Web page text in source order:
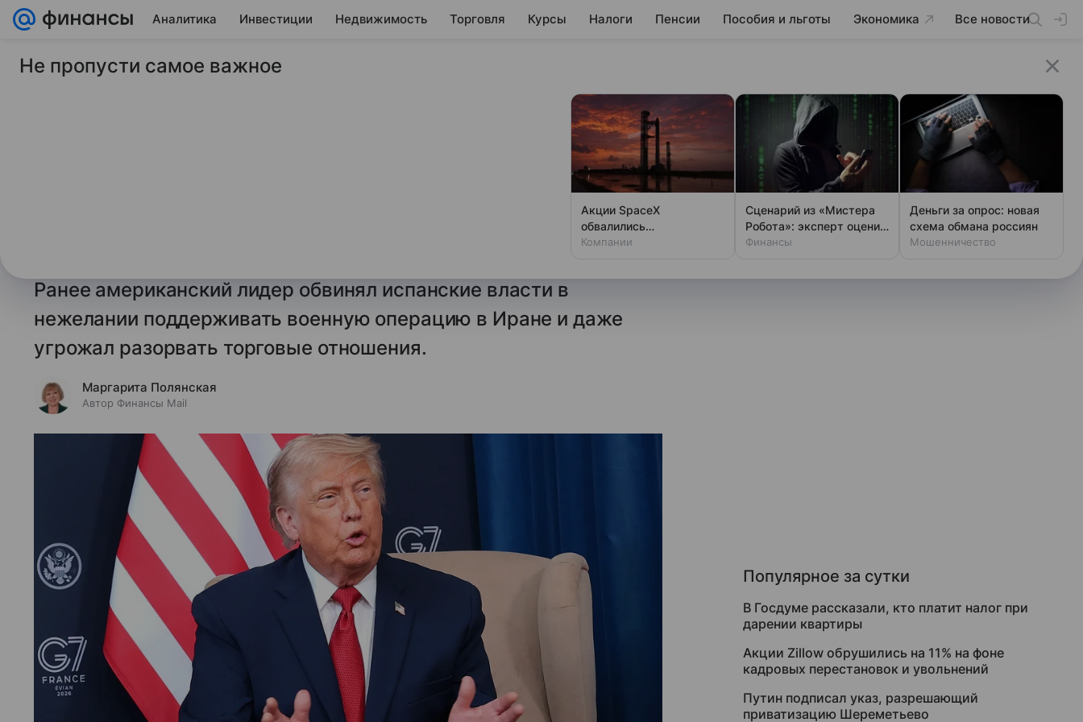
Аналитика Инвестиции Недвижимость Торговля Курсы Налоги Пенсии Пособия и льготы Экономика Все новости
9 июля 2026 Финансы Mail
Ранее американский лидер обвинял испанские власти в
нежелании поддерживать военную операцию в Иране и даже
угрожал разорвать торговые отношения.
Маргарита Полянская
Автор Финансы Mail
Популярное за сутки
В Госдуме рассказали, кто платит налог при
дарении квартиры
Акции Zillow обрушились на 11% на фоне
кадровых перестановок и увольнений
Путин подписал указ, разрешающий
приватизацию Шереметьево
Не пропусти самое важное
Акции SpaceX
обвалились
одновременно с аварией
Компании
Сценарий из «Мистера
Робота»: эксперт оценил
шансы хакеров
Финансы
Деньги за опрос: новая
схема обмана россиян
Мошенничество